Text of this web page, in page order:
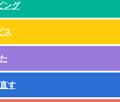
ング
ス
す